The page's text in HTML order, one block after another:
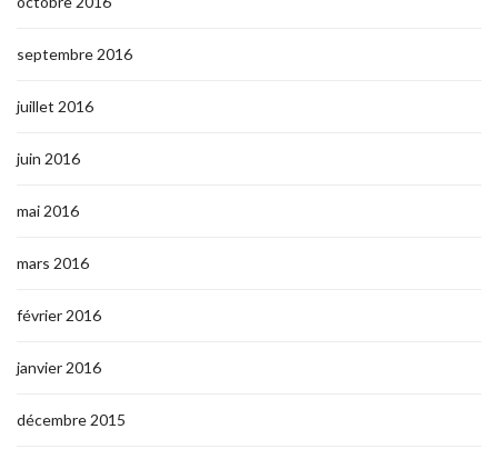
septembre 2016
juillet 2016
juin 2016
mai 2016
mars 2016
février 2016
janvier 2016
décembre 2015